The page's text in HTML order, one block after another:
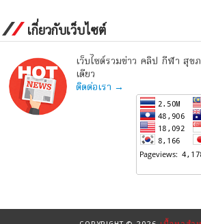
เกี่ยวกับเว็บไซต์
เว็บไซต์รวมข่าว คลิป กีฬา สุ
เดียว
ติดต่อเรา →